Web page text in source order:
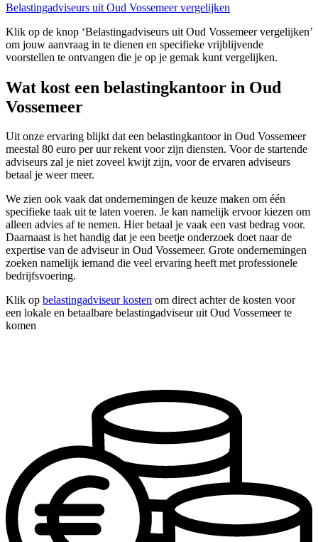
Belastingadviseurs uit Oud Vossemeer vergelijken
Klik op de knop ‘Belastingadviseurs uit Oud Vossemeer vergelijken’
om jouw aanvraag in te dienen en specifieke vrijblijvende
voorstellen te ontvangen die je op je gemak kunt vergelijken.
Wat kost een belastingkantoor in Oud
Vossemeer
Uit onze ervaring blijkt dat een belastingkantoor in Oud Vossemeer
meestal 80 euro per uur rekent voor zijn diensten. Voor de startende
adviseurs zal je niet zoveel kwijt zijn, voor de ervaren adviseurs
betaal je weer meer.
We zien ook vaak dat ondernemingen de keuze maken om één
specifieke taak uit te laten voeren. Je kan namelijk ervoor kiezen om
alleen advies af te nemen. Hier betaal je vaak een vast bedrag voor.
Daarnaast is het handig dat je een beetje onderzoek doet naar de
expertise van de adviseur in Oud Vossemeer. Grote ondernemingen
zoeken namelijk iemand die veel ervaring heeft met professionele
bedrijfsvoering.
Klik op belastingadviseur kosten om direct achter de kosten voor
een lokale en betaalbare belastingadviseur uit Oud Vossemeer te
komen